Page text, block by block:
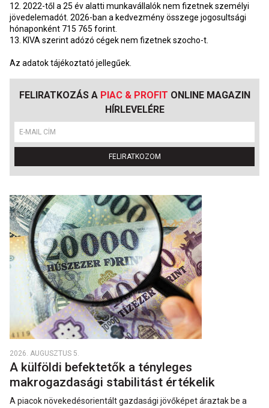
12. 2022-től a 25 év alatti munkavállalók nem fizetnek személyi
jövedelemadót. 2026-ban a kedvezmény összege jogosultsági
hónaponként 715 765 forint.
13. KIVA szerint adózó cégek nem fizetnek szocho-t.
Az adatok tájékoztató jellegűek.
FELIRATKOZÁS A PIAC & PROFIT ONLINE MAGAZIN
HÍRLEVELÉRE
FELIRATKOZOM
2026. AUGUSZTUS 5.
A külföldi befektetők a tényleges
makrogazdasági stabilitást értékelik
A piacok növekedésorientált gazdasági jövőképet áraztak be a